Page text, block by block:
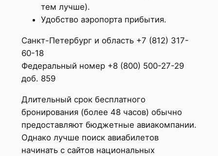
тем лучше).
Удобство аэропорта прибытия.
Санкт-Петербург и область +7 (812) 317-
60-18
Федеральный номер +8 (800) 500-27-29
доб. 859
Длительный срок бесплатного
бронирования (более 48 часов) обычно
предоставляют бюджетные авиакомпании.
Однако лучше поиск авиабилетов
начинать с сайтов национальных